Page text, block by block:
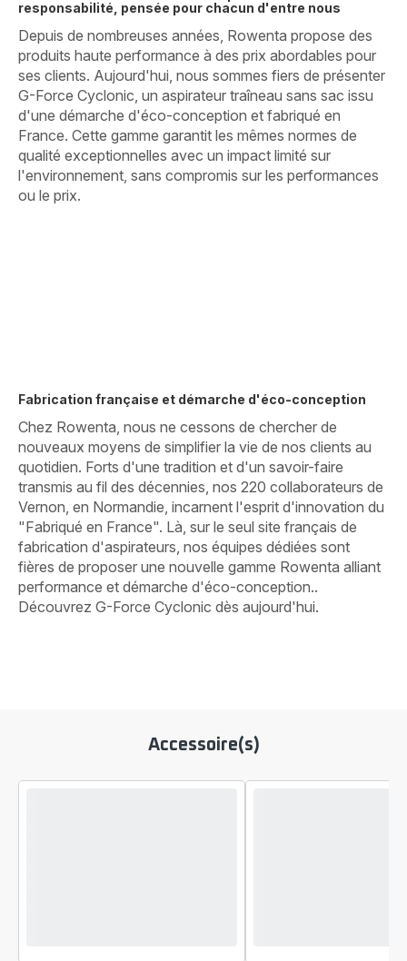
responsabilité, pensée pour chacun d'entre nous
Depuis de nombreuses années, Rowenta propose des
produits haute performance à des prix abordables pour
ses clients. Aujourd'hui, nous sommes fiers de présenter
G-Force Cyclonic, un aspirateur traîneau sans sac issu
d'une démarche d'éco-conception et fabriqué en
France. Cette gamme garantit les mêmes normes de
qualité exceptionnelles avec un impact limité sur
l'environnement, sans compromis sur les performances
ou le prix.
Fabrication française et démarche d'éco-conception
Chez Rowenta, nous ne cessons de chercher de
nouveaux moyens de simplifier la vie de nos clients au
quotidien. Forts d'une tradition et d'un savoir-faire
transmis au fil des décennies, nos 220 collaborateurs de
Vernon, en Normandie, incarnent l'esprit d'innovation du
"Fabriqué en France". Là, sur le seul site français de
fabrication d'aspirateurs, nos équipes dédiées sont
fières de proposer une nouvelle gamme Rowenta alliant
performance et démarche d'éco-conception..
Découvrez G-Force Cyclonic dès aujourd'hui.
Accessoire(s)